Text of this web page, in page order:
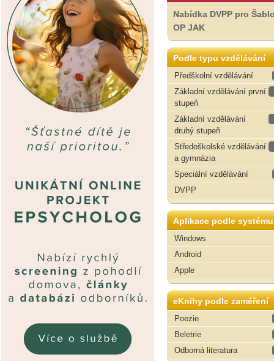
Nabídka DVPP pro
OP JAK
Podle typu vzdělávání
Předškolní vzdělávání
Základní vzdělávání první
stupeň
Základní vzdělávání
druhý stupeň
Středoškolské vzdělávání
a gymnázia
Speciální vzdělávání
DVPP
Aplikace podle systému
Windows
Android
Apple
eKnihy podle zaměření
Poezie
Beletrie
Odborná literatura